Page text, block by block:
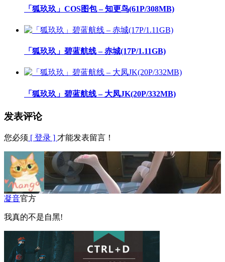
「狐玖玖」COS图包 – 知更鸟(61P/308MB)
「狐玖玖」碧蓝航线 – 赤城(17P/1.11GB)
「狐玖玖」碧蓝航线 – 大凤JK(20P/332MB)
发表评论
您必须 [ 登录 ] 才能发表留言！
凝音官方
我真的不是自黑!